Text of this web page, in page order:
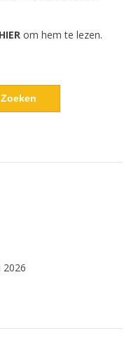
HIER om hem te lezen.
2026